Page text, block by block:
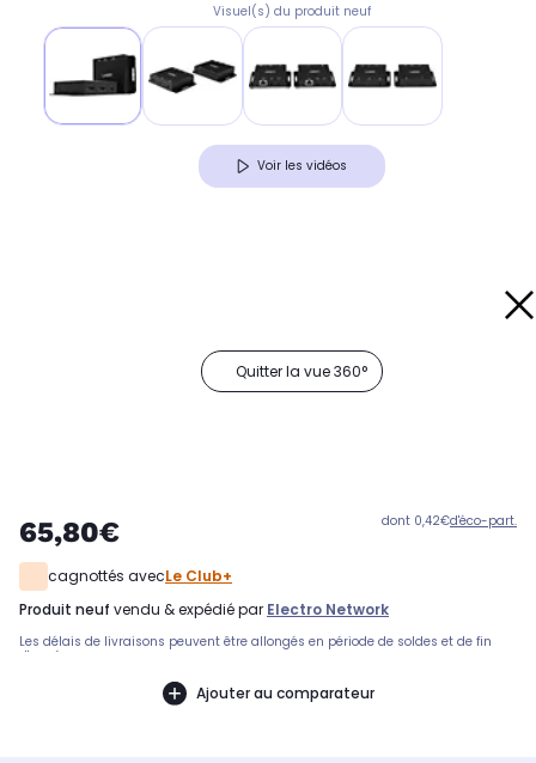
Visuel(s) du produit neuf
Voir les vidéos
Quitter la vue 360°
65,80€ dont 0,42€d'éco-part.
cagnottés avecLe Club+
produit neuf vendu & expédié par Electro Network
Les délais de livraisons peuvent être allongés en période de soldes et de fin
d'année.
Ajouter au comparateur